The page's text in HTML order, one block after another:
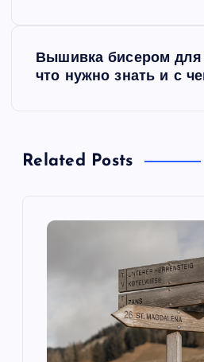
ц
Вышивка бисером
что нужно знать и с
Related Posts